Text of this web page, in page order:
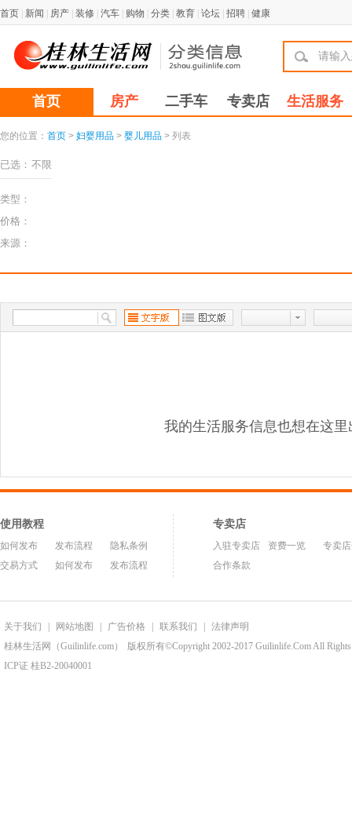
首页 新闻 房产 装修 汽车 购物 分类 教育 论坛 招聘 健康
首页 房产 二手车 专卖店 生活服务
您的位置： 首页 > 妇婴用品 > 婴儿用品 > 列表
已选： 不限
类型：
价格：
来源：
我的生活服务信息也想在这里
使用教程
如何发布 发布流程
隐私条例
交易方式
如何发布 发布流程
专卖店
入驻专卖店 资费一览
专卖
合作条款
关于我们 网站地图 广告价格 联系我们
法律声明
桂林生活网（Guilinlife.com）
版权所有©Copyright 2002-2017 Guilinlife.Com All Rights
ICP证 桂B2-20040001